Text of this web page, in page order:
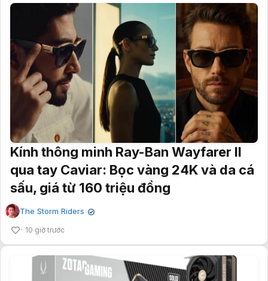
Kính thông minh Ray-Ban Wayfarer II
qua tay Caviar: Bọc vàng 24K và da cá
sấu, giá từ 160 triệu đồng
The Storm Riders ✔
10 giờ trước